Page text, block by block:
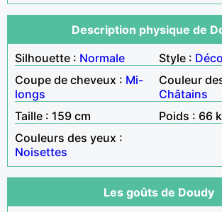
Description physique de
Silhouette : Normale Style :
Coupe de cheveux : Mi-
longs
Couleur
Châtains
Taille : 159 cm
Poids : 66
Couleurs des yeux :
Noisettes
Les goûts de Doudy